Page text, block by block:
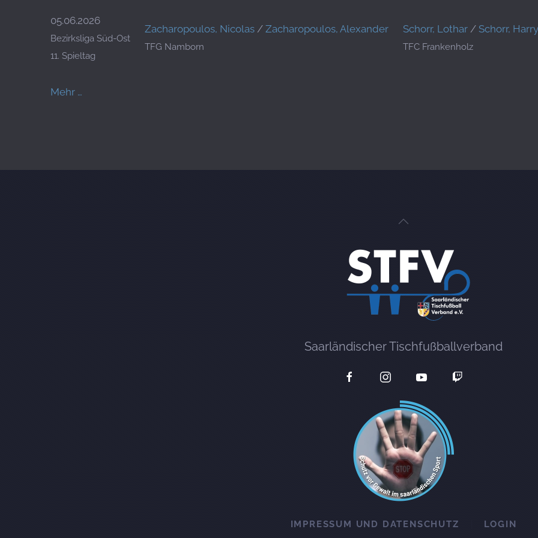
05.06.2026
Bezirksliga Süd-Ost
11. Spieltag
Zacharopoulos, Nicolas / Zacharopoulos, Alexander
TFG Namborn
Schorr, Lothar / Schorr, Harry
TFC Frankenholz
Mehr …
Saarländischer Tischfußballverband
IMPRESSUM UND DATENSCHUTZ LOGIN